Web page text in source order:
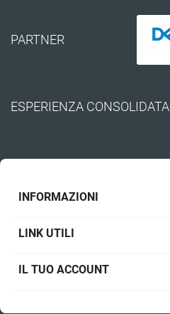
PARTNER
ESPERIENZA CONSOLIDATA
INFORMAZIONI
LINK UTILI
IL TUO ACCOUNT